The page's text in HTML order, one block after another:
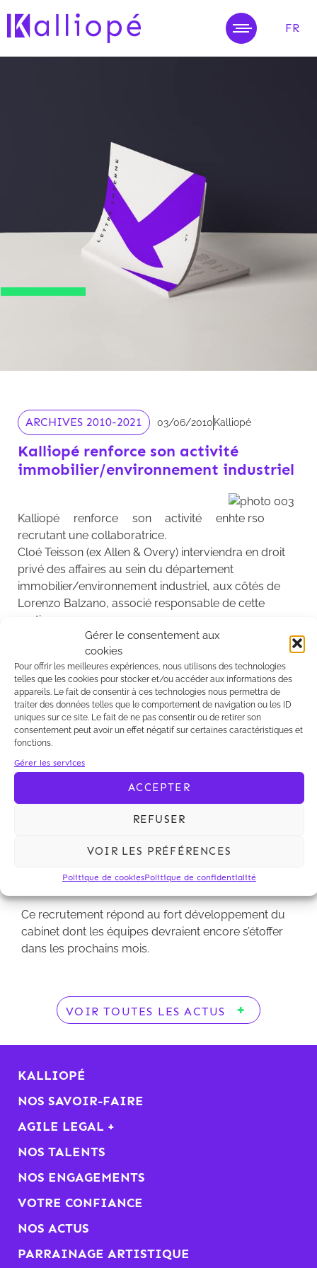
Gérer le consentement aux
cookies
Pour offrir les meilleures expériences, nous utilisons des technologies
telles que les cookies pour stocker et/ou accéder aux informations des
appareils. Le fait de consentir à ces technologies nous permettra de
traiter des données telles que le comportement de navigation ou les ID
uniques sur ce site. Le fait de ne pas consentir ou de retirer son
consentement peut avoir un effet négatif sur certaines caractéristiques et
fonctions.
Gérer les services
ACCEPTER
REFUSER
VOIR LES PRÉFÉRENCES
Politique de cookiesPolitique de confidentialité
FR
ARCHIVES 2010-2021 03/06/2010 Kalliopé
Kalliopé renforce son activité
immobilier/environnement industriel
Kalliopé renforce son activité en
recrutant une collaboratrice.
Cloé Teisson (ex Allen & Overy) interviendra en droit
privé des affaires au sein du département
immobilier/environnement industriel, aux côtés de
Lorenzo Balzano, associé responsable de cette
pratique.
Ce recrutement répond au fort développement du
cabinet dont les équipes devraient encore s'étoffer
dans les prochains mois.
Kalliopé renforce son activité en
recrutant une collaboratrice.
Cloé Teisson (ex Allen & Overy) interviendra en droit
immobilier/environnement industriel, aux côtés de
Lorenzo Balzano, associé responsable de cette
Ce recrutement répond au fort développement du
cabinet dont les équipes devraient encore s’étoffer
dans les prochains mois.
VOIR TOUTES LES ACTUS
KALLIOPÉ
NOS SAVOIR-FAIRE
AGILE LEGAL +
NOS TALENTS
NOS ENGAGEMENTS
VOTRE CONFIANCE
NOS ACTUS
PARRAINAGE ARTISTIQUE